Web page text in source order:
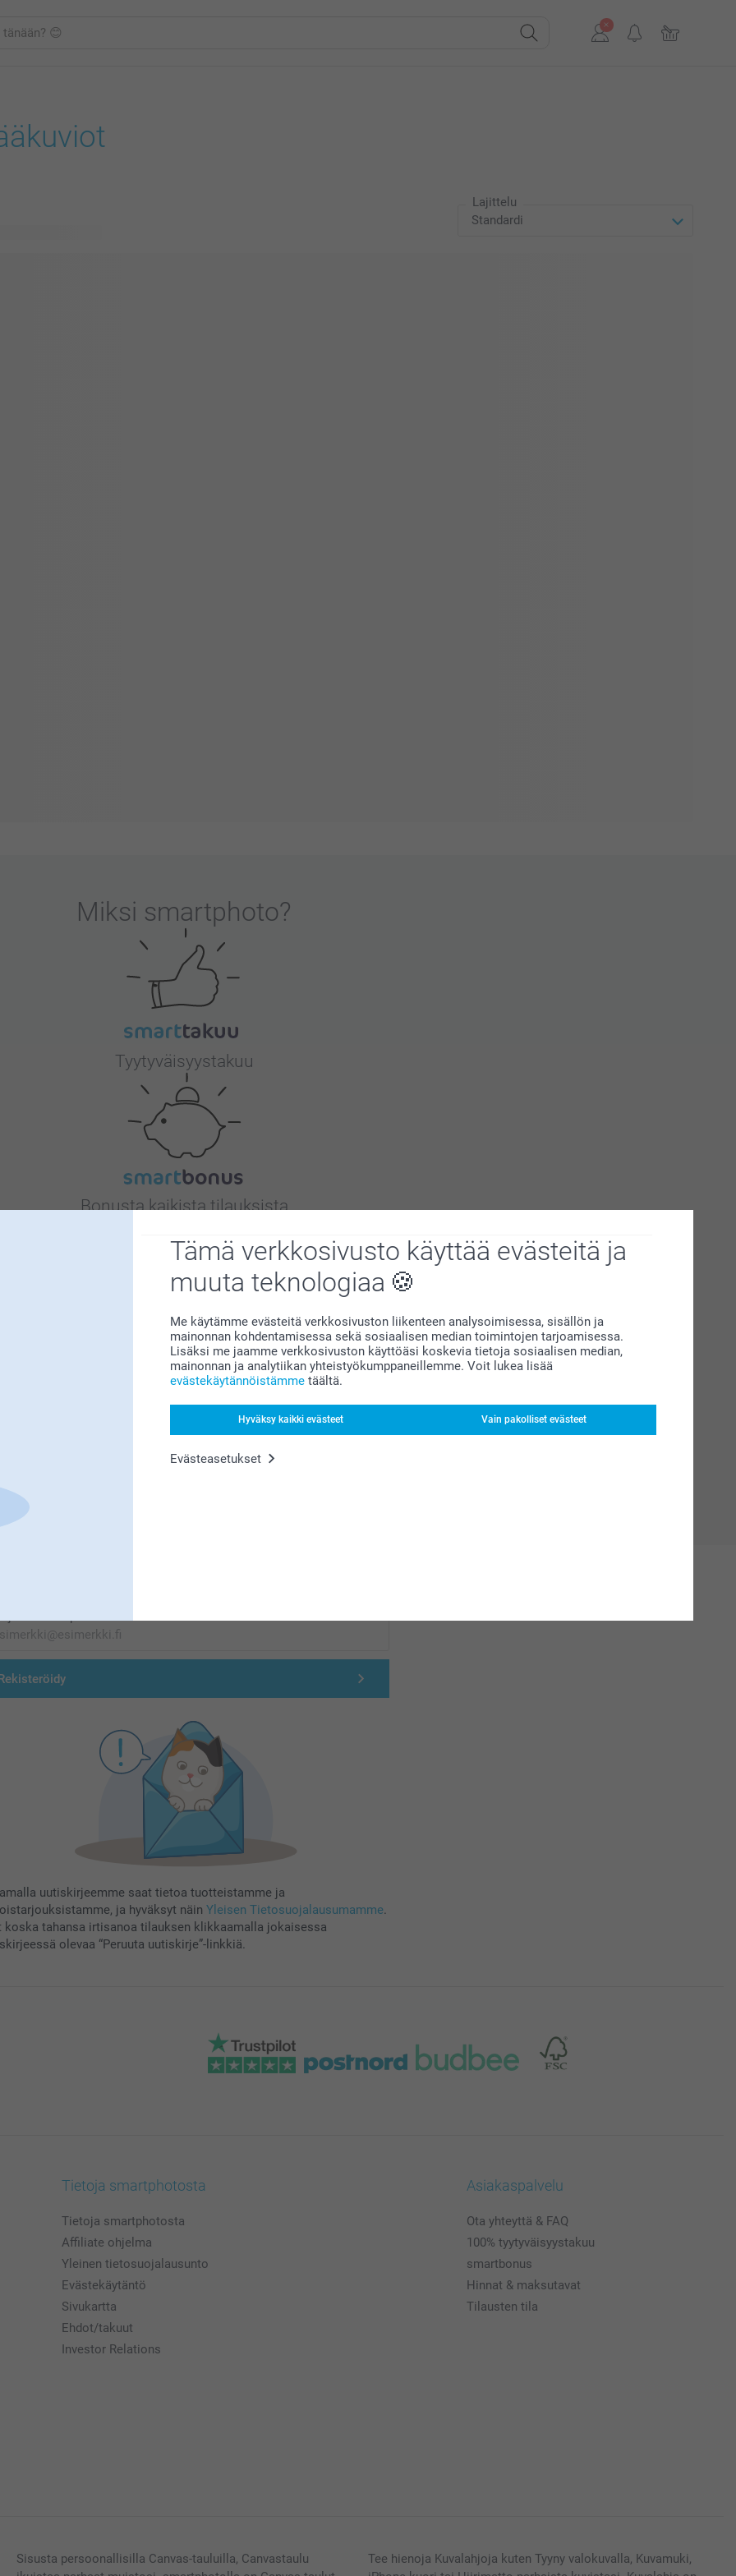
Tämä verkkosivusto käyttää evästeitä ja
muuta teknologiaa
Me käytämme evästeitä verkkosivuston liikenteen analysoimisessa, sisällön ja
mainonnan kohdentamisessa sekä sosiaalisen median toimintojen tarjoamisessa.
Lisäksi me jaamme verkkosivuston käyttöäsi koskevia tietoja sosiaalisen median,
mainonnan ja analytiikan yhteistyökumppaneillemme. Voit lukea lisää
evästekäytännöistämme täältä.
Hyväksy kaikki evästeet Vain pakolliset evästeet
Evästeasetukset
Lajittelu
Miksi smartphoto?
Tyytyväisyystakuu
Bonusta kaikista tilauksista
Etsitkö inspiraatiota?
uutiskirjeemme saat tietoa tuotteistamme ja
ja hyväksyt näin Yleisen Tietosuojalausumamme.
koska tahansa irtisanoa tilauksen klikkaamalla jokaisessa
olevaa “Peruuta uutiskirje”-linkkiä.
Tietoja smartphotosta
Tietoja smartphotosta
Affiliate ohjelma
Yleinen tietosuojalausunto
Evästekäytäntö
Sivukartta
Ehdot/takuut
Investor Relations
Asiakaspalvelu
Ota yhteyttä & FAQ
100% tyytyväisyystakuu
smartbonus
Hinnat & maksutavat
Tilausten tila
Sisusta persoonallisilla Canvas-tauluilla, Canvastaulu
Tee hienoja Kuvalahjoja kuten Tyyny valokuvalla, Kuvamuki,